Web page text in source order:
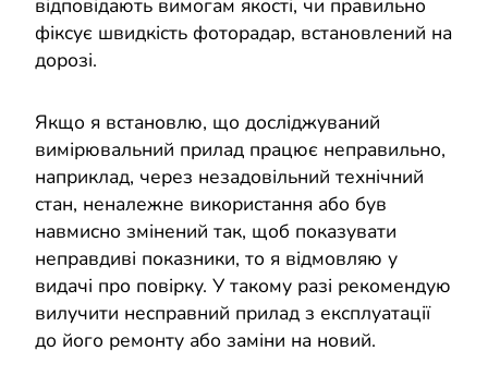
відповідають вимогам якості, чи правильно
фіксує швидкість фоторадар, встановлений на
дорозі.
Якщо я встановлю, що досліджуваний
вимірювальний прилад працює неправильно,
наприклад, через незадовільний технічний
стан, неналежне використання або був
навмисно змінений так, щоб показувати
неправдиві показники, то я відмовляю у
видачі про повірку. У такому разі рекомендую
вилучити несправний прилад з експлуатації
до його ремонту або заміни на новий.